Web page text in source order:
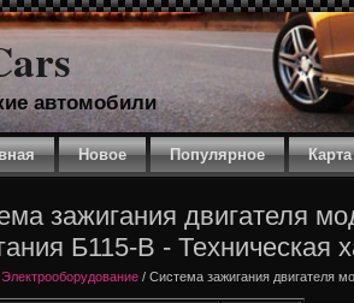
автомобили
Новое Популярное
зажигания двигателя
Б115-В - Техническая
Электрооборудование / Система зажигания двигателя